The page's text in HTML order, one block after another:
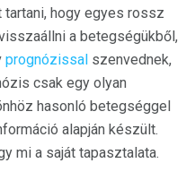
hogy egyes rossz
a betegségükből,
prognózissal szenvednek,
csak egy olyan
hasonló betegséggel
alapján készült.
mi a saját tapasztalata.